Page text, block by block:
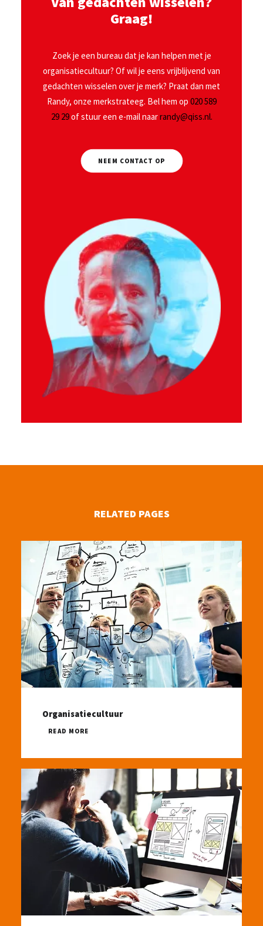
Graag!
Zoek je een bureau dat je kan helpen met je
organisatiecultuur? Of wil je eens vrijblijvend van
gedachten wisselen over je merk? Praat dan met
Randy, onze merkstrateeg. Bel hem op 020 589
29 29of stuur een e-mail naarrandy@qiss.nl.
NEEM CONTACT OP
RELATED PAGES
Organisatiecultuur
READ MORE